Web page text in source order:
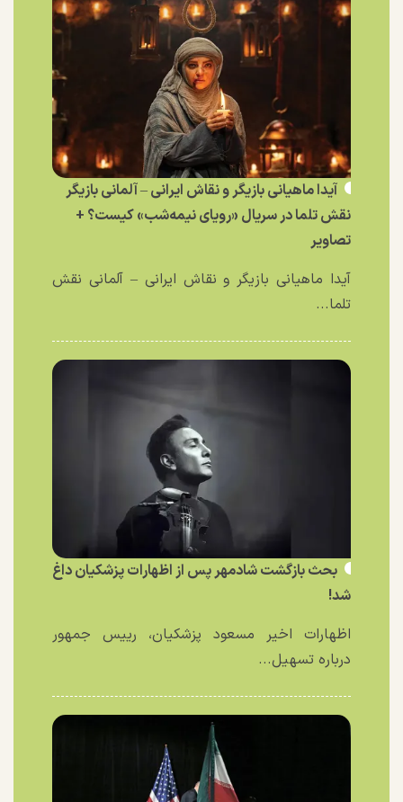
آیدا ماهیانی بازیگر و نقاش ایرانی – آلمانی بازیگر
نقش تلما در سریال «رویای نیمه‌شب» کیست؟ +
تصاویر
آیدا ماهیانی بازیگر و نقاش ایرانی – آلمانی نقش
تلما...
بحث بازگشت شادمهر پس از اظهارات پزشکیان داغ
شد!
اظهارات اخیر مسعود پزشکیان، رییس جمهور
درباره تسهیل...